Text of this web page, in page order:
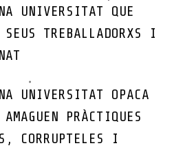
UNIVERSITAT QUE
TREBALLADORXS I
UNIVERSITAT OPACA
PRÀCTIQUES
CORRUPTELES I